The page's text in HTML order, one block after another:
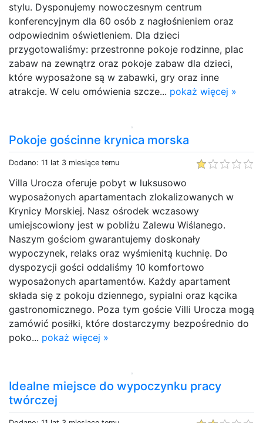
stylu. Dysponujemy nowoczesnym centrum
konferencyjnym dla 60 osób z nagłośnieniem oraz
odpowiednim oświetleniem. Dla dzieci
przygotowaliśmy: przestronne pokoje rodzinne, plac
zabaw na zewnątrz oraz pokoje zabaw dla dzieci,
które wyposażone są w zabawki, gry oraz inne
atrakcje. W celu omówienia szcze... pokaż więcej »
Pokoje gościnne krynica morska
Dodano: 11 lat 3 miesiące temu
Villa Urocza oferuje pobyt w luksusowo
wyposażonych apartamentach zlokalizowanych w
Krynicy Morskiej. Nasz ośrodek wczasowy
umiejscowiony jest w pobliżu Zalewu Wiślanego.
Naszym gościom gwarantujemy doskonały
wypoczynek, relaks oraz wyśmienitą kuchnię. Do
dyspozycji gości oddaliśmy 10 komfortowo
wyposażonych apartamentów. Każdy apartament
składa się z pokoju dziennego, sypialni oraz kącika
gastronomicznego. Poza tym goście Villi Urocza mogą
zamówić posiłki, które dostarczymy bezpośrednio do
poko... pokaż więcej »
Idealne miejsce do wypoczynku pracy
twórczej